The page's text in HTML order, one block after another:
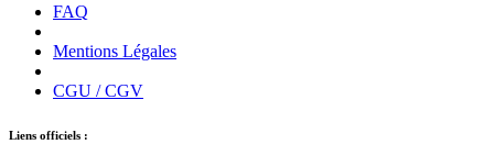
FAQ
Mentions Légales
CGU / CGV
Liens officiels :